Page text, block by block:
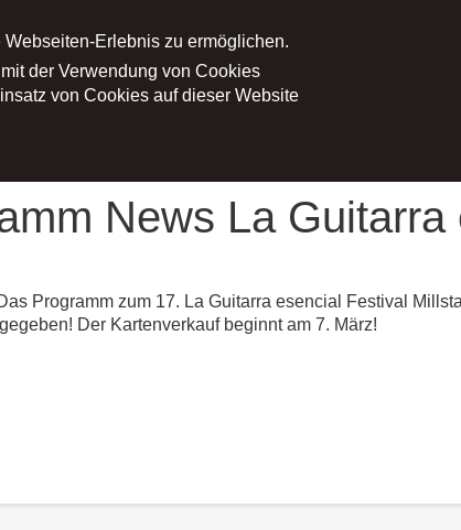
Erlebnis zu ermöglichen.
der Verwendung von Cookies
von Cookies auf dieser Website
PROJEKTE MEDIEN
esencial Millstatt & La Guitarra Erl
News La
Programm zum 17. La Guitarra esencial Festival
Der Kartenverkauf beginnt am 7. März!